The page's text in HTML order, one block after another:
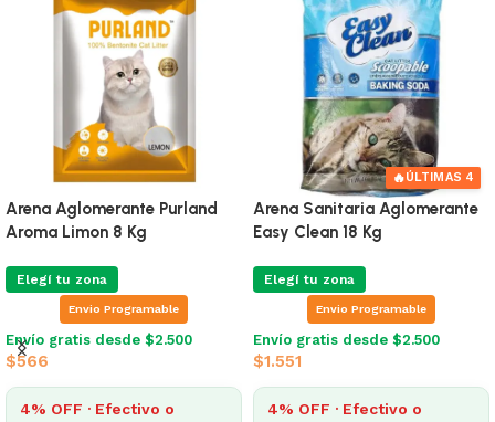
Arena Aglomerante Purland
Aroma Limon 8 Kg
Elegí tu zona
Envio Programable
Envío gratis desde $2.500
$566
4% OFF · Efectivo o
🔥ÚLTIMAS 4
Arena Sanitaria Aglomerante
Easy Clean 18 Kg
Elegí tu zona
Envio Programable
Envío gratis desde $2.500
$1.551
4% OFF · Efectivo o